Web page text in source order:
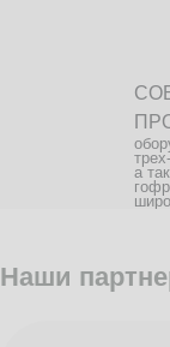
а
Наши